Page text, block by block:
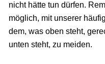
nicht hätte tun dürfen.
möglich, mit unserer
dem, was oben steht,
unten steht, zu meiden.